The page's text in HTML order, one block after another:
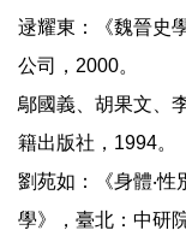
逯耀東：《魏晉史
公司，2000。
鄔國義、胡果文、
籍出版社，1994。
劉苑如：《身體‧性
學》，臺北：中研